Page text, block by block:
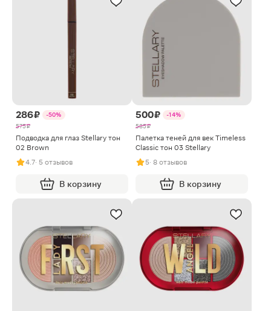
286 ₽
-50%
575 ₽
Подводка для глаз Stellary тон
02 Brown
4.7· 5 отзывов
В корзину
500 ₽
-14%
585 ₽
Палетка теней для век Timeless
Classic тон 03 Stellary
5· 8 отзывов
В корзину